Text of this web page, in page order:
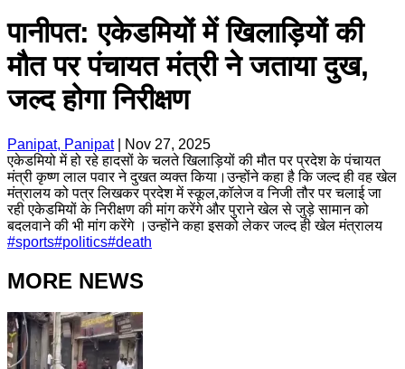
पानीपत: एकेडमियों में खिलाड़ियों की
मौत पर पंचायत मंत्री ने जताया दुख,
जल्द होगा निरीक्षण
Panipat, Panipat|
Nov 27, 2025
एकेडमियो में हो रहे हादसों के चलते खिलाड़ियों की मौत पर प्रदेश के पंचायत
मंत्री कृष्ण लाल पवार ने दुखत व्यक्त किया।उन्होंने कहा है कि जल्द ही वह खेल
मंत्रालय को पत्र लिखकर प्रदेश में स्कूल,कॉलेज व निजी तौर पर चलाई जा
रही एकेडमियों के निरीक्षण की मांग करेंगे और पुराने खेल से जुड़े सामान को
बदलवाने की भी मांग करेंगे ।उन्होंने कहा इसको लेकर जल्द ही खेल मंत्रालय
#sports#politics#death
MORE NEWS